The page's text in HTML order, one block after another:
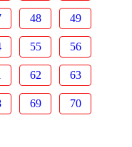
48 49
55 56
62 63
69 70